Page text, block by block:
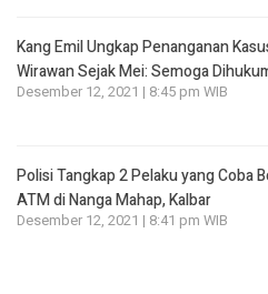
Kang Emil Ungkap Penanganan
Wirawan Sejak Mei: Semoga
Desember 12, 2021 | 8:45 pm WIB
Polisi Tangkap 2 Pelaku yang Coba
ATM di Nanga Mahap, Kalbar
Desember 12, 2021 | 8:41 pm WIB